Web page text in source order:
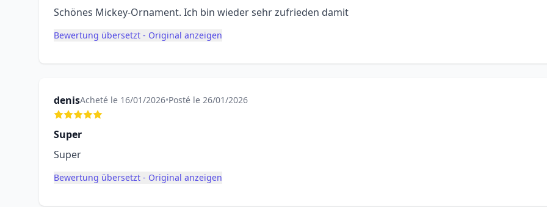
Schönes Mickey-Ornament. Ich bin wieder sehr zufrieden damit
Bewertung übersetzt - Original anzeigen
denisAcheté le 16/01/2026•Posté le 26/01/2026
Super
Super
Bewertung übersetzt - Original anzeigen